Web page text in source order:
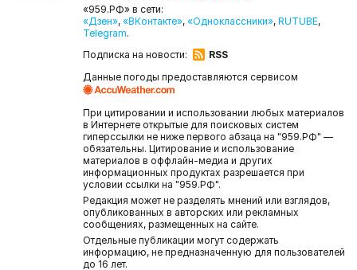
«959.РФ» в сети:
«Дзен», «ВКонтакте», «Одноклассники», RUTUBE,
Telegram.
Подписка на новости:
RSS
Данные погоды предоставляются сервисом
При цитировании и использовании любых материалов
в Интернете открытые для поисковых систем
гиперссылки не ниже первого абзаца на "959.РФ" —
обязательны. Цитирование и использование
материалов в оффлайн-медиа и других
информационных продуктах разрешается при
условии ссылки на "959.РФ".
Редакция может не разделять мнений или взглядов,
опубликованных в авторских или рекламных
сообщениях, размещенных на сайте.
Отдельные публикации могут содержать
информацию, не предназначенную для пользователей
до 16 лет.